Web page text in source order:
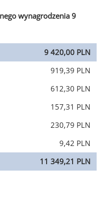
wynagrodzenia 9
9 420,00 PLN
919,39 PLN
612,30 PLN
157,31 PLN
230,79 PLN
9,42 PLN
11 349,21 PLN